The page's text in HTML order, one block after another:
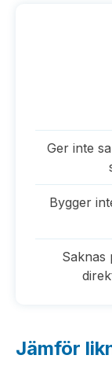
Ger inte
Bygger
Saknas
Jämför